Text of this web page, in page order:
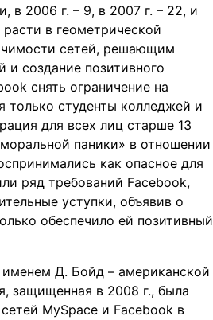
в 2006 г. – 9, в 2007 г. – 22, и
в геометрической
сетей, решающим
и создание позитивного
снять ограничение на
только студенты колледжей и
для всех лиц старше 13
паники» в отношении
как опасное для
ряд требований Facebook,
уступки, объявив о
обеспечило ей позитивный
именем Д. Бойд – американской
защищенная в 2008 г., была
MySpace и Facebook в